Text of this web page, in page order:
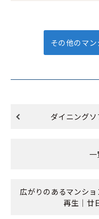
その他のマ
ダイニング
広がりのあるマンシ
再生｜廿